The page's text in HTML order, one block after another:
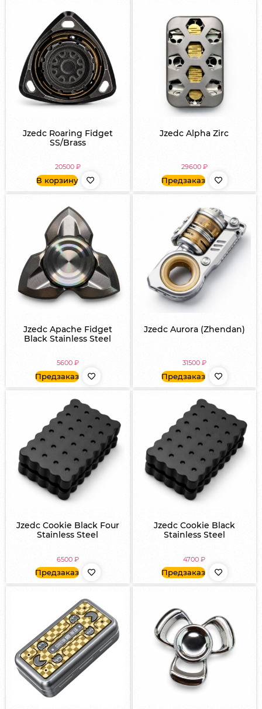
Jzedc Roaring Fidget
SS/Brass
20500 ₽
В корзину
Jzedc Alpha Zirc
29600 ₽
Предзаказ
Jzedc Apache Fidget
Black Stainless Steel
5600 ₽
Предзаказ
Jzedc Aurora (Zhendan)
31500 ₽
Предзаказ
Jzedc Cookie Black Four
Stainless Steel
6500 ₽
Предзаказ
Jzedc Cookie Black
Stainless Steel
4700₽
Предзаказ